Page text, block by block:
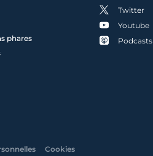
phares
Twitter
Youtube
Podcasts
Cookies